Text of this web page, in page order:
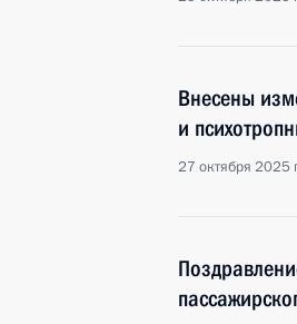
Внесены
и
27 октября 2025